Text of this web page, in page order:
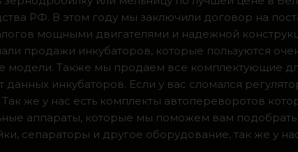
РФ. В этом году мы заключили договор на
мощными двигателями и надежной
продажи инкубаторов, которые пользуются
модели. Также мы продаем все комплектующие
инкубаторов. Если у вас сломался
же у нас есть комплекты автопереворотов
аппараты, которые мы поможем вам
сепараторы и другое оборудование, так же у